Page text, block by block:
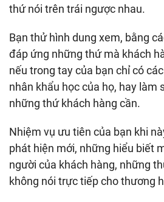
thứ nói trên trái ngược nhau.
Bạn thử hình dung xem, bằng
đáp ứng những thứ mà khách
nếu trong tay của bạn chỉ có
nhân khẩu học của họ, hay làm
những thứ khách hàng cần.
Nhiệm vụ ưu tiên của bạn khi
phát hiện mới, những hiểu biết
người của khách hàng, những
không nói trực tiếp cho thương